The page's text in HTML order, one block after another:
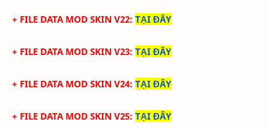
+ FILE DATA MOD SKIN V22: TẠI ĐÂY
+ FILE DATA MOD SKIN V23: TẠI ĐÂY
+ FILE DATA MOD SKIN V24: TẠI ĐÂY
+ FILE DATA MOD SKIN V25: TẠI ĐÂY